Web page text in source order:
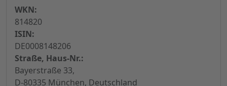
WKN:
814820
ISIN:
DE0008148206
Straße, Haus-Nr.:
Bayerstraße 33,
D-80335 München, Deutschland